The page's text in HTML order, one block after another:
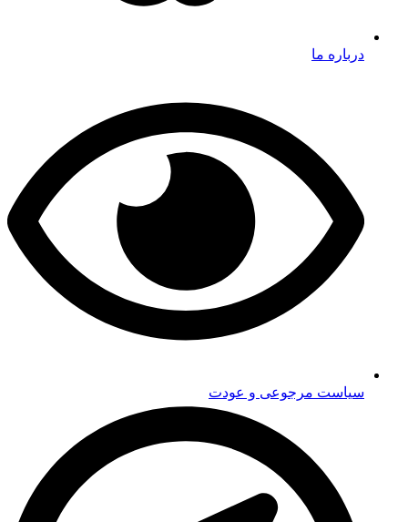
درباره ما
سیاست مرجوعی و عودت